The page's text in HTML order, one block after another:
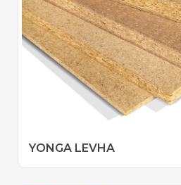
YONGA LEVHA